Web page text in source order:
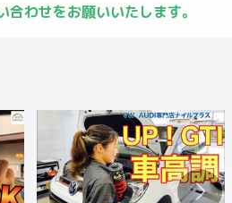
わせをお願いいたします。